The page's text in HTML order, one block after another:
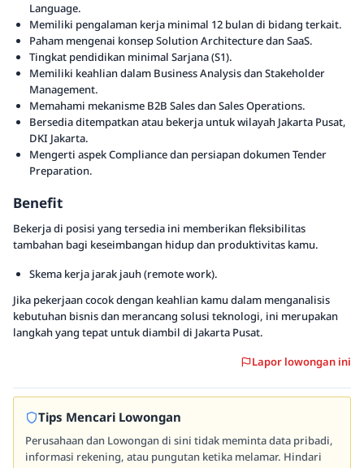
Language.
Memiliki pengalaman kerja minimal 12 bulan di bidang terkait.
Paham mengenai konsep Solution Architecture dan SaaS.
Tingkat pendidikan minimal Sarjana (S1).
Memiliki keahlian dalam Business Analysis dan Stakeholder
Management.
Memahami mekanisme B2B Sales dan Sales Operations.
Bersedia ditempatkan atau bekerja untuk wilayah Jakarta Pusat,
DKI Jakarta.
Mengerti aspek Compliance dan persiapan dokumen Tender
Preparation.
Benefit
Bekerja di posisi yang tersedia ini memberikan fleksibilitas
tambahan bagi keseimbangan hidup dan produktivitas kamu.
Skema kerja jarak jauh (remote work).
Jika pekerjaan cocok dengan keahlian kamu dalam menganalisis
kebutuhan bisnis dan merancang solusi teknologi, ini merupakan
langkah yang tepat untuk diambil di Jakarta Pusat.
Lapor lowongan ini
Tips Mencari Lowongan
Perusahaan dan Lowongan di sini tidak meminta data pribadi,
informasi rekening, atau pungutan ketika melamar. Hindari